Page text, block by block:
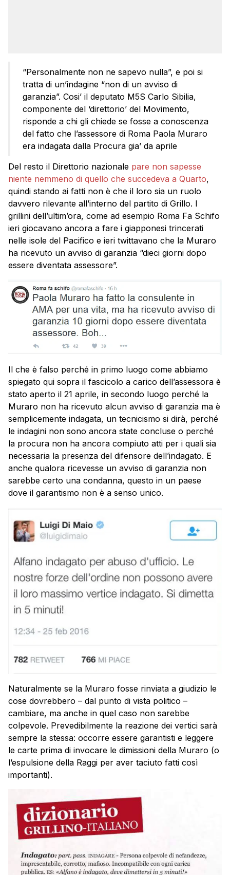
“Personalmente non ne sapevo nulla”, e poi si
tratta di un’indagine “non di un avviso di
garanzia”. Cosi’ il deputato M5S Carlo Sibilia,
componente del ‘direttorio’ del Movimento,
risponde a chi gli chiede se fosse a conoscenza
del fatto che l’assessore di Roma Paola Muraro
era indagata dalla Procura gia’ da aprile
Del resto il Direttorio nazionale pare non sapesse
niente nemmeno di quello che succedeva a Quarto,
quindi stando ai fatti non è che il loro sia un ruolo
davvero rilevante all’interno del partito di Grillo. I
grillini dell’ultim’ora, come ad esempio Roma Fa Schifo
ieri giocavano ancora a fare i giapponesi trincerati
nelle isole del Pacifico e ieri twittavano che la Muraro
ha ricevuto un avviso di garanzia “dieci giorni dopo
essere diventata assessore”.
Il che è falso perché in primo luogo come abbiamo
spiegato qui sopra il fascicolo a carico dell’assessora è
stato aperto il 21 aprile, in secondo luogo perché la
Muraro non ha ricevuto alcun avviso di garanzia ma è
semplicemente indagata, un tecnicismo si dirà, perché
le indagini non sono ancora state concluse o perché
la procura non ha ancora compiuto atti per i quali sia
necessaria la presenza del difensore dell’indagato. E
anche qualora ricevesse un avviso di garanzia non
sarebbe certo una condanna, questo in un paese
dove il garantismo non è a senso unico.
Naturalmente se la Muraro fosse rinviata a giudizio le
cose dovrebbero – dal punto di vista politico –
cambiare, ma anche in quel caso non sarebbe
colpevole. Prevedibilmente la reazione dei vertici sarà
sempre la stessa: occorre essere garantisti e leggere
le carte prima di invocare le dimissioni della Muraro (o
l’espulsione della Raggi per aver taciuto fatti così
importanti).